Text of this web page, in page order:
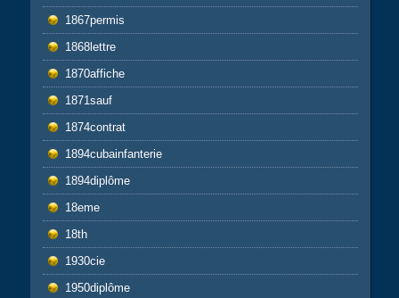
1867permis
1868lettre
1870affiche
1871sauf
1874contrat
1894cubainfanterie
1894diplôme
18eme
18th
1930cie
1950diplôme